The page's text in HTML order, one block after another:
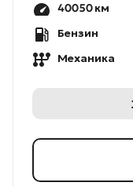
40050км
Бензин
Механика